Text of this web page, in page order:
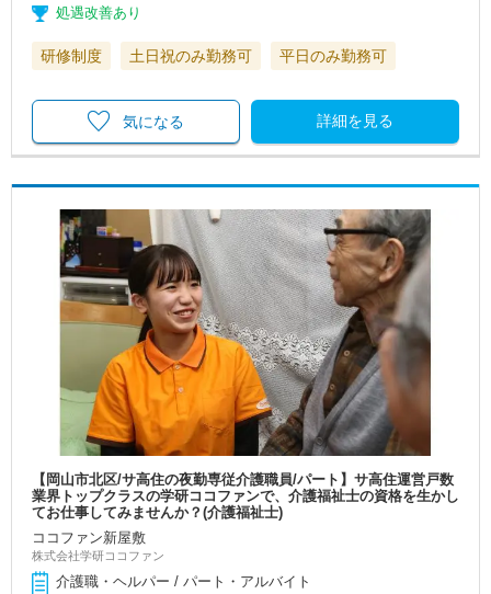
処遇改善あり
研修制度 土日祝のみ勤務可 平日のみ勤務可
詳細を見る
気になる
【岡山市北区/サ高住の夜勤専従介護職員/パート】サ高住運営戸数
業界トップクラスの学研ココファンで、介護福祉士の資格を生かし
てお仕事してみませんか？(介護福祉士)
ココファン新屋敷
株式会社学研ココファン
介護職・ヘルパー / パート・アルバイト